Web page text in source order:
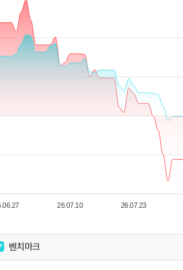
26.07.10 26.07.23
벤치마크